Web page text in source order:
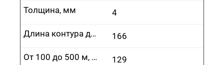
4
Толщина, мм
166
Длина контура до 100 м, руб.
129
От 100 до 500 м, руб.